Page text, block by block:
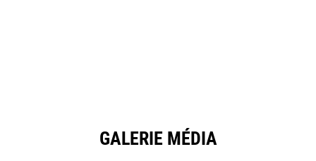
GALERIE MÉDIA